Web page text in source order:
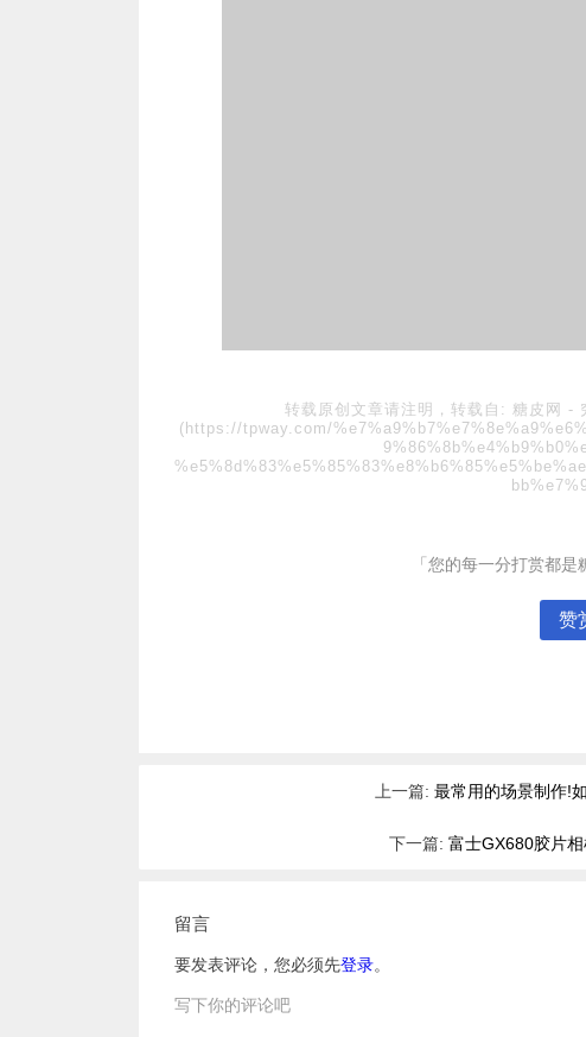
转载原创文章请注明，转载自: 糖皮网 -
(https://tpway.com/
「您的每一分打赏都是
赞
上一篇: 最常用的场景制作!
下一篇: 富士GX680胶片
留言
要发表评论，您必须先登录。
写下你的评论吧